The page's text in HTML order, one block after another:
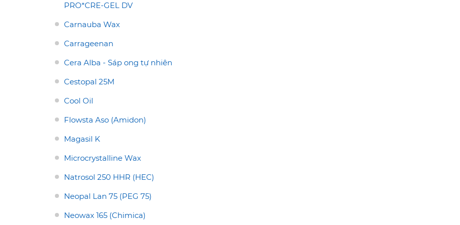
PRO*CRE-GEL DV
Carnauba Wax
Carrageenan
Cera Alba - Sáp ong tự nhiên
Cestopal 25M
Cool Oil
Flowsta Aso (Amidon)
Magasil K
Microcrystalline Wax
Natrosol 250 HHR (HEC)
Neopal Lan 75 (PEG 75)
Neowax 165 (Chimica)